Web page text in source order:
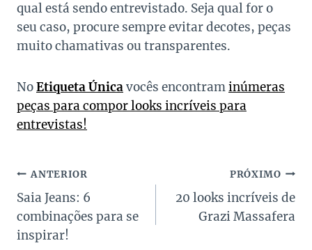
qual está sendo entrevistado. Seja qual for o
seu caso, procure sempre evitar decotes, peças
muito chamativas ou transparentes.
NoEtiqueta Únicavocês encontraminúmeras
peças para compor looks incríveis para
entrevistas!
Navegação
de
Post
ANTERIOR
Saia Jeans: 6
combinações para se
inspirar!
PRÓXIMO
20 looks incríveis de
Grazi Massafera